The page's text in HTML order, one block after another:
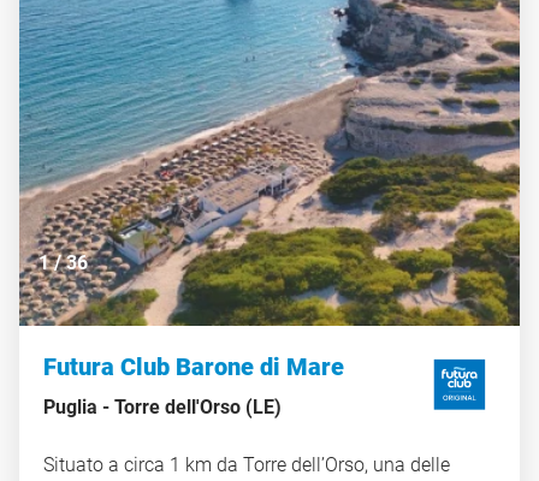
contribuiscono a creare un ambiente ideale per una
vacanza completa e serena, perfetta per tutta la
famiglia. CIN IT075035A100069763.
1/36
Futura Club Barone di Mare
Puglia - Torre dell'Orso (LE)
Situato a circa 1 km da Torre dell’Orso, una delle